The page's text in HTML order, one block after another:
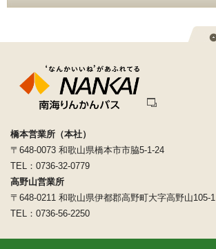
橋本営業所（本社）
〒648-0073 和歌山県橋本市市脇5-1-24
TEL：0736-32-0779
高野山営業所
〒648-0211 和歌山県伊都郡高野町大字高野山105-1
TEL：0736-56-2250